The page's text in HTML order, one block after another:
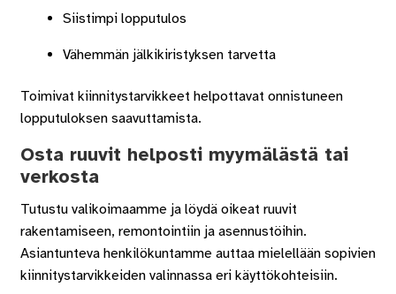
Siistimpi lopputulos
Vähemmän jälkikiristyksen tarvetta
Toimivat kiinnitystarvikkeet helpottavat onnistuneen
lopputuloksen saavuttamista.
Osta ruuvit helposti myymälästä tai
verkosta
Tutustu valikoimaamme ja löydä oikeat ruuvit
rakentamiseen, remontointiin ja asennustöihin.
Asiantunteva henkilökuntamme auttaa mielellään sopivien
kiinnitystarvikkeiden valinnassa eri käyttökohteisiin.